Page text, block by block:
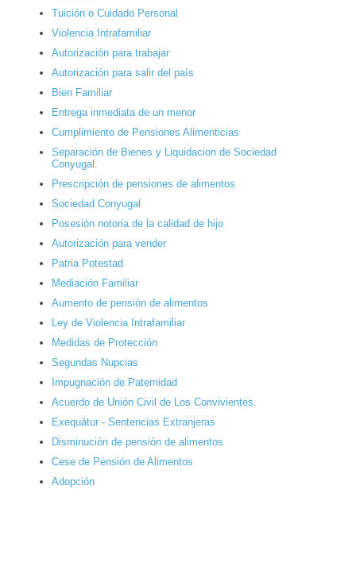
Tuición o Cuidado Personal
Violencia Intrafamiliar
Autorización para trabajar
Autorización para salir del país
Bien Familiar
Entrega inmediata de un menor
Cumplimiento de Pensiones Alimenticias
Separación de Bienes y Liquidacion de Sociedad
Conyugal.
Prescripción de pensiones de alimentos
Sociedad Conyugal
Posesión notoria de la calidad de hijo
Autorización para vender
Patria Potestad
Mediación Familiar
Aumento de pensión de alimentos
Ley de Violencia Intrafamiliar
Medidas de Protección
Segundas Nupcias
Impugnación de Paternidad
Acuerdo de Unión Civil de Los Convivientes.
Exequátur - Sentencias Extranjeras
Disminución de pensión de alimentos
Cese de Pensión de Alimentos
Adopción